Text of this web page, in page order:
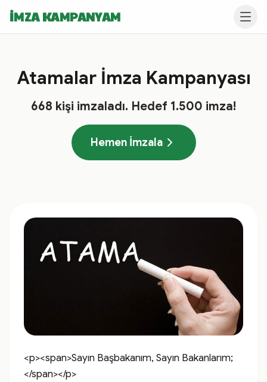
İMZA KAMPANYAM
Atamalar İmza Kampanyası
668 kişi imzaladı. Hedef 1.500 imza!
Hemen İmzala
<p><span>Sayın Başbakanım, Sayın Bakanlarım;
</span></p>